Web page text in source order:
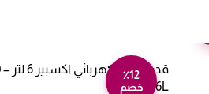
٪12
خصم
1100-206L